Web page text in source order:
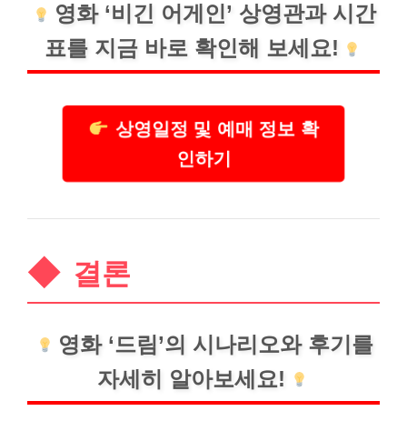
영화 ‘비긴 어게인’ 상영관과 시간
표를 지금 바로 확인해 보세요!
상영일정 및 예매 정보 확
인하기
결론
영화 ‘드림’의 시나리오와 후기를
자세히 알아보세요!